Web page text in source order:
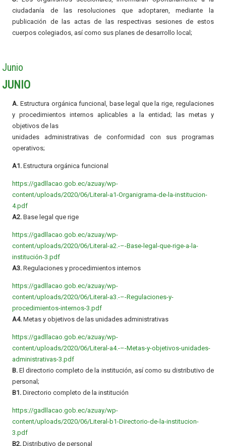
ciudadanía de las resoluciones que adoptaren, mediante la
publicación de las actas de las respectivas sesiones de estos
cuerpos colegiados, así como sus planes de desarrollo local;
Junio
JUNIO
A. Estructura orgánica funcional, base legal que la rige, regulaciones
y procedimientos internos aplicables a la entidad; las metas y
objetivos de las
unidades administrativas de conformidad con sus programas
operativos;
A1. Estructura orgánica funcional
https://gadllacao.gob.ec/azuay/wp-
content/uploads/2020/06/Literal-a1-Organigrama-de-la-institucion-
4.pdf
A2. Base legal que rige
https://gadllacao.gob.ec/azuay/wp-
content/uploads/2020/06/Literal-a2.-–-Base-legal-que-rige-a-la-
institución-3.pdf
A3. Regulaciones y procedimientos internos
https://gadllacao.gob.ec/azuay/wp-
content/uploads/2020/06/Literal-a3.-–-Regulaciones-y-
procedimientos-internos-3.pdf
A4. Metas y objetivos de las unidades administrativas
https://gadllacao.gob.ec/azuay/wp-
content/uploads/2020/06/Literal-a4.-–-Metas-y-objetivos-unidades-
administrativas-3.pdf
B. El directorio completo de la institución, así como su distributivo de
personal;
B1. Directorio completo de la institución
https://gadllacao.gob.ec/azuay/wp-
content/uploads/2020/06/Literal-b1-Directorio-de-la-institucion-
3.pdf
B2. Distributivo de personal